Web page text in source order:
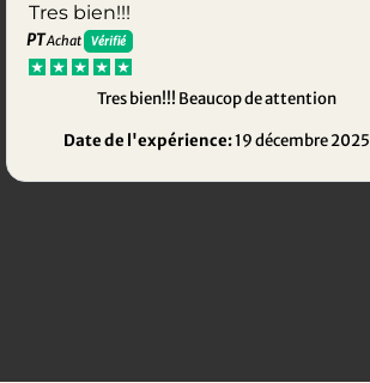
Tres bien!!!
PTAchat Vérifié
Tres bien!!! Beaucop de attention
Date de l'expérience:19 décembre 2025